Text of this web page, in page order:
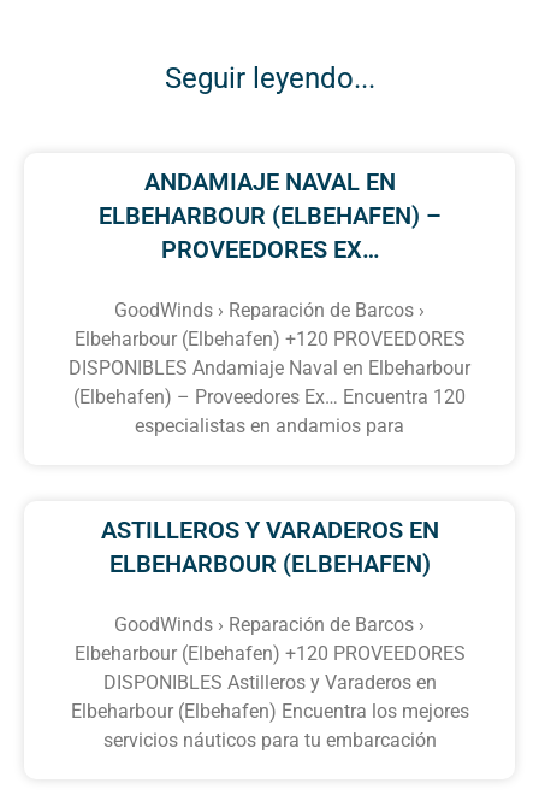
Seguir leyendo...
ANDAMIAJE NAVAL EN
ELBEHARBOUR (ELBEHAFEN) –
PROVEEDORES EX…
GoodWinds › Reparación de Barcos ›
Elbeharbour (Elbehafen) +120 PROVEEDORES
DISPONIBLES Andamiaje Naval en Elbeharbour
(Elbehafen) – Proveedores Ex… Encuentra 120
especialistas en andamios para
ASTILLEROS Y VARADEROS EN
ELBEHARBOUR (ELBEHAFEN)
GoodWinds › Reparación de Barcos ›
Elbeharbour (Elbehafen) +120 PROVEEDORES
DISPONIBLES Astilleros y Varaderos en
Elbeharbour (Elbehafen) Encuentra los mejores
servicios náuticos para tu embarcación